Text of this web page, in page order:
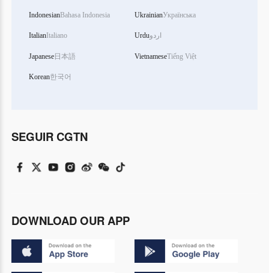
IndonesianBahasa Indonesia
ItalianItaliano
Japanese日本語
Korean한국어
UkrainianУкраїнська
Urduاردو
VietnameseTiếng Việt
SEGUIR CGTN
DOWNLOAD OUR APP